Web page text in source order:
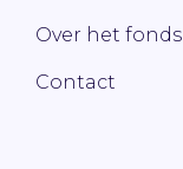
Over het fonds
Contact